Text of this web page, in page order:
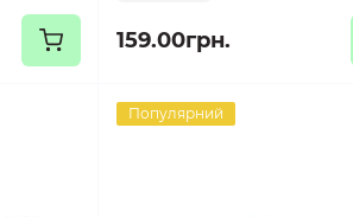
159.00грн.
Популярний